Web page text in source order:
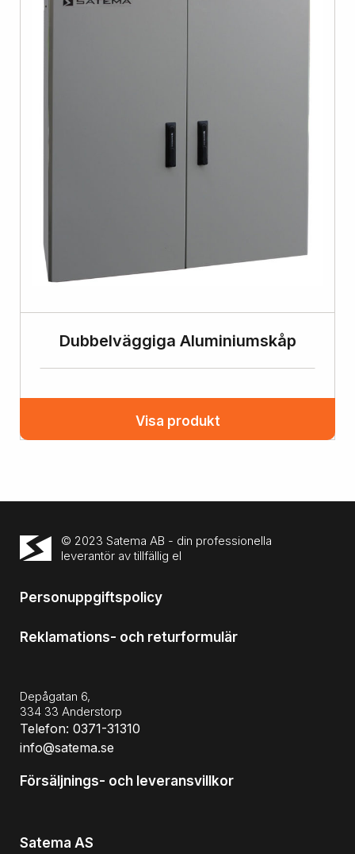
Dubbelväggiga Aluminiumskåp
Visa produkt
© 2023 Satema AB - din professionella
leverantör av tillfällig el
Personuppgiftspolicy
Reklamations- och returformulär
Depågatan 6,
334 33 Anderstorp
Telefon: 0371-31310
info@satema.se
Försäljnings- och leveransvillkor
Satema AS